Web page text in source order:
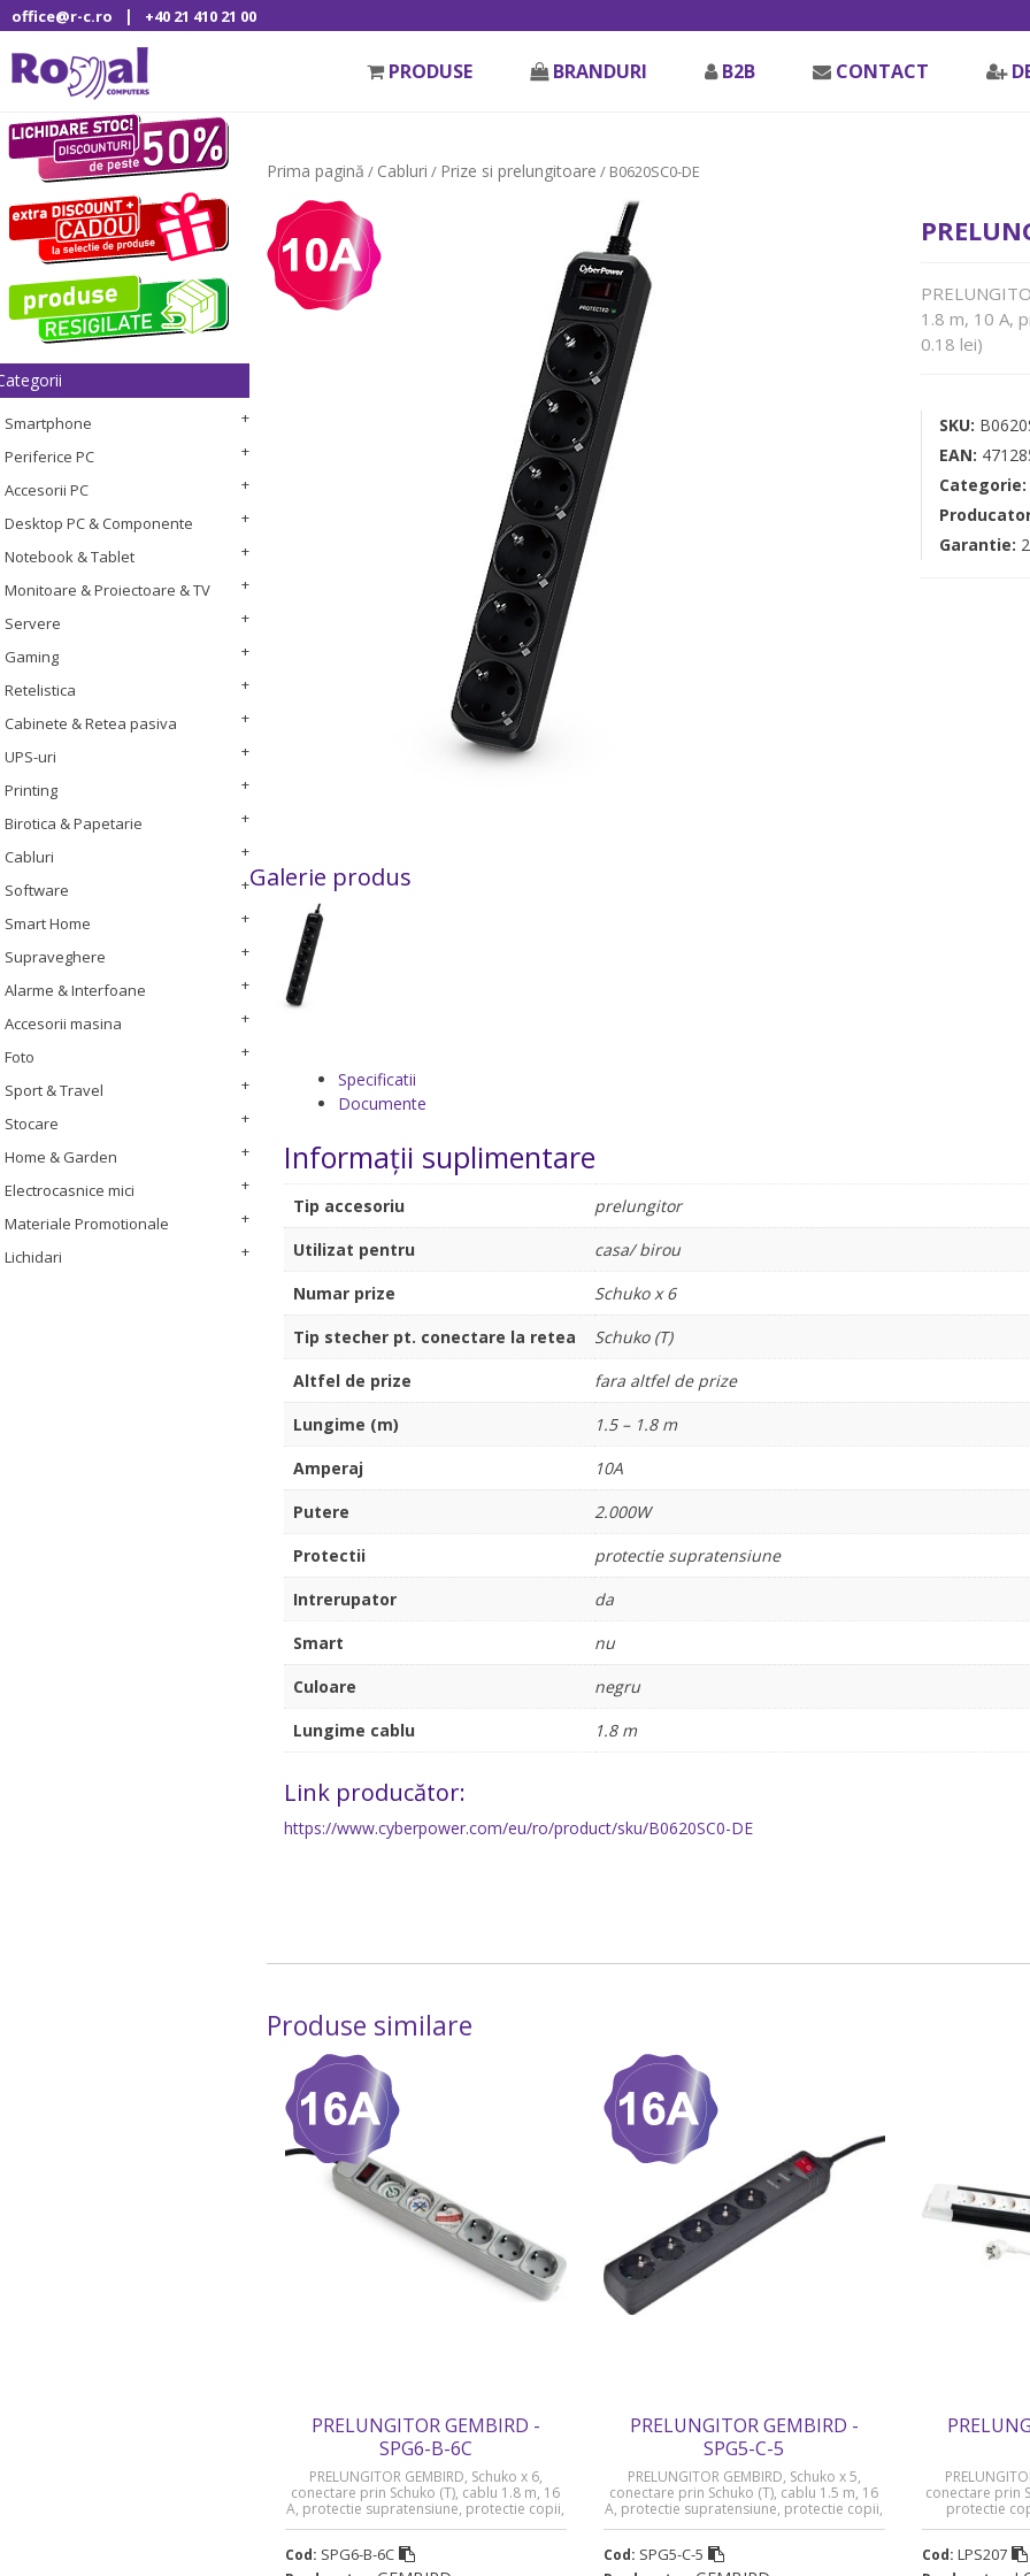
office@r-c.ro | +40 21 410 21 00
PRODUSE BRANDURI B2B CONTACT
Smartphone
Periferice PC
Accesorii PC
Desktop PC & Componente
Notebook & Tablet
Monitoare & Proiectoare & TV
Servere
Gaming
Retelistica
Cabinete & Retea pasiva
UPS-uri
Printing
Birotica & Papetarie
Cabluri
Software
Smart Home
Supraveghere
Alarme & Interfoane
Accesorii masina
Foto
Sport & Travel
Stocare
Home & Garden
Electrocasnice mici
Materiale Promotionale
Lichidari
Prima pagină / Cabluri / Prize si prelungitoare / B0620SC0-DE
1.8 m, 10 A,
0.18 lei)
SKU:
EAN:
Categorie:
Garantie:
Galerie produs
Specificatii
Documente
Informații suplimentare
Tip accesoriu
prelungitor
Utilizat pentru
casa/ birou
Numar prize
Schuko x 6
Tip stecher pt. conectare la retea
Schuko (T)
Altfel de prize
fara altfel de prize
Lungime (m)
1.5 – 1.8 m
Amperaj
10A
Putere
2.000W
Protectii
protectie supratensiune
Intrerupator
da
Smart
nu
Culoare
negru
Lungime cablu
1.8 m
Link producător:
https://www.cyberpower.com/eu/ro/product/sku/B0620SC0-DE
Produse similare
PRELUNGITOR GEMBIRD -
SPG6-B-6C
PRELUNGITOR GEMBIRD, Schuko x 6,
conectare prin Schuko (T), cablu 1.8 m, 16
A, protectie supratensiune, protectie copii,
gri, „SPG6-B-6C” (timbru verde 0.18 lei)
Cod: SPG6-B-6C
PRELUNGITOR GEMBIRD -
SPG5-C-5
PRELUNGITOR GEMBIRD, Schuko x 5,
conectare prin Schuko (T), cablu 1.5 m, 16
A, protectie supratensiune, protectie copii,
negru, „SPG5-C-5” (timbru verde 0.18 lei)
Cod: SPG5-C-5
conectare prin
protectie
Cod: LPS207